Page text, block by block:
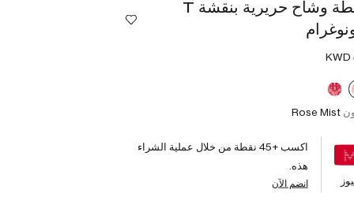
ربطة وشاح حريرية بنقشة T
Rose Mist
اكسب +45 نقطة من خلال عملية الشراء
هذه.
انضم الآن